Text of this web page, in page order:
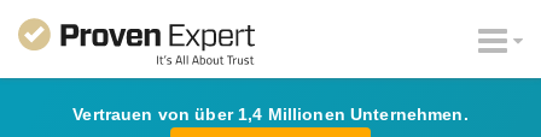
Vertrauen von über 1,4 Millionen Unternehmen.